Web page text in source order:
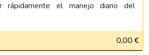
rápidamente el manejo diario del
0,00 €